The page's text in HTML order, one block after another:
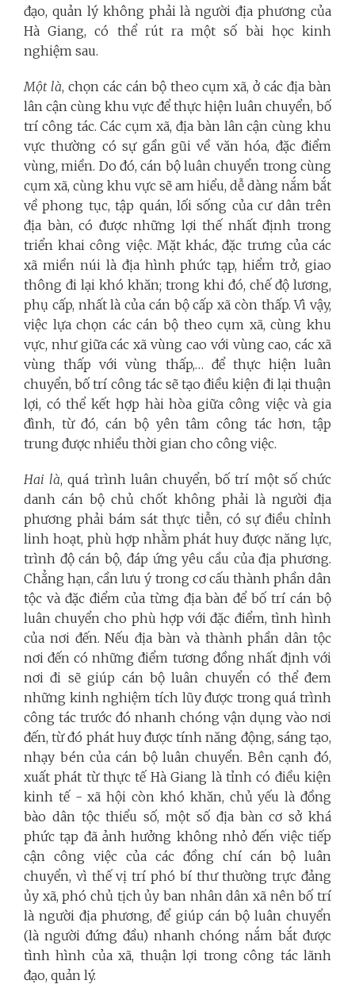
đạo, quản lý không phải là người địa phương của
Hà Giang, có thể rút ra một số bài học kinh
nghiệm sau.
Một là, chọn các cán bộ theo cụm xã, ở các địa bàn
lân cận cùng khu vực để thực hiện luân chuyển, bố
trí công tác. Các cụm xã, địa bàn lân cận cùng khu
vực thường có sự gần gũi về văn hóa, đặc điểm
vùng, miền. Do đó, cán bộ luân chuyển trong cùng
cụm xã, cùng khu vực sẽ am hiểu, dễ dàng nắm bắt
về phong tục, tập quán, lối sống của cư dân trên
địa bàn, có được những lợi thế nhất định trong
triển khai công việc. Mặt khác, đặc trưng của các
xã miền núi là địa hình phức tạp, hiểm trở, giao
thông đi lại khó khăn; trong khi đó, chế độ lương,
phụ cấp, nhất là của cán bộ cấp xã còn thấp. Vì vậy,
việc lựa chọn các cán bộ theo cụm xã, cùng khu
vực, như giữa các xã vùng cao với vùng cao, các xã
vùng thấp với vùng thấp,… để thực hiện luân
chuyển, bố trí công tác sẽ tạo điều kiện đi lại thuận
lợi, có thể kết hợp hài hòa giữa công việc và gia
đình, từ đó, cán bộ yên tâm công tác hơn, tập
trung được nhiều thời gian cho công việc.
Hai là, quá trình luân chuyển, bố trí một số chức
danh cán bộ chủ chốt không phải là người địa
phương phải bám sát thực tiễn, có sự điều chỉnh
linh hoạt, phù hợp nhằm phát huy được năng lực,
trình độ cán bộ, đáp ứng yêu cầu của địa phương.
Chẳng hạn, cần lưu ý trong cơ cấu thành phần dân
tộc và đặc điểm của từng địa bàn để bố trí cán bộ
luân chuyển cho phù hợp với đặc điểm, tình hình
của nơi đến. Nếu địa bàn và thành phần dân tộc
nơi đến có những điểm tương đồng nhất định với
nơi đi sẽ giúp cán bộ luân chuyển có thể đem
những kinh nghiệm tích lũy được trong quá trình
công tác trước đó nhanh chóng vận dụng vào nơi
đến, từ đó phát huy được tính năng động, sáng tạo,
nhạy bén của cán bộ luân chuyển. Bên cạnh đó,
xuất phát từ thực tế Hà Giang là tỉnh có điều kiện
kinh tế - xã hội còn khó khăn, chủ yếu là đồng
bào dân tộc thiểu số, một số địa bàn cơ sở khá
phức tạp đã ảnh hưởng không nhỏ đến việc tiếp
cận công việc của các đồng chí cán bộ luân
chuyển, vì thế vị trí phó bí thư thường trực đảng
ủy xã, phó chủ tịch ủy ban nhân dân xã nên bố trí
là người địa phương, để giúp cán bộ luân chuyển
(là người đứng đầu) nhanh chóng nắm bắt được
tình hình của xã, thuận lợi trong công tác lãnh
đạo, quản lý.